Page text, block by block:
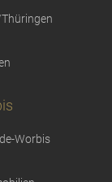
Worbis